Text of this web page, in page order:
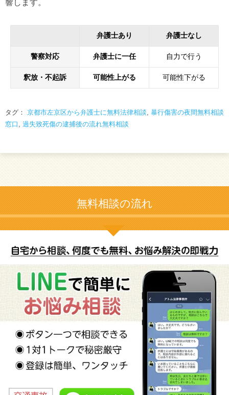
響します。
弁護士あり 弁護士なし
警察対応 弁護士に一任 自力で行う
釈放・不起訴 可能性上がる 可能性下がる
タグ： 京都市左京区から弁護士に無料法律相談, 暴行傷害の夜間無料相談
窓口 , 過失致死傷の逮捕後の流れ無料相談
無料相談の流れ